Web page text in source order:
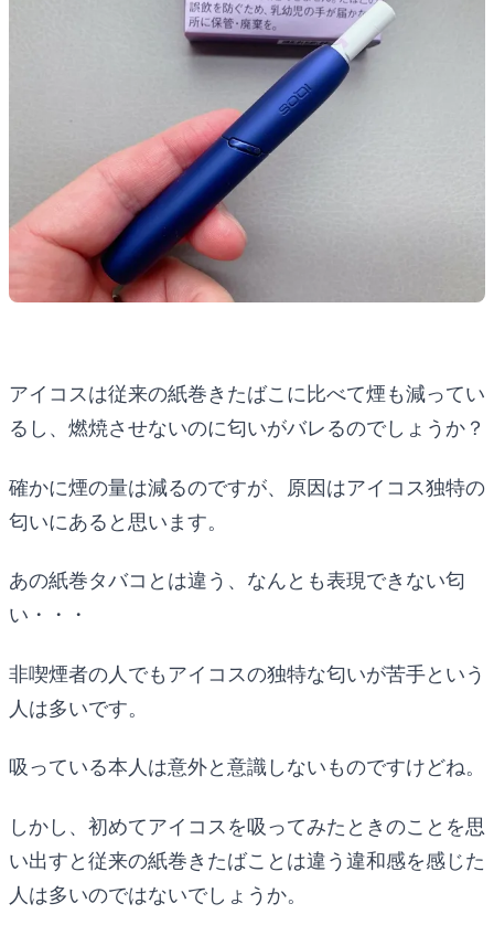
アイコスは従来の紙巻きたばこに比べて煙も減ってい
るし、燃焼させないのに匂いがバレるのでしょうか？
確かに煙の量は減るのですが、原因はアイコス独特の
匂いにあると思います。
あの紙巻タバコとは違う、なんとも表現できない匂
い・・・
非喫煙者の人でもアイコスの独特な匂いが苦手という
人は多いです。
吸っている本人は意外と意識しないものですけどね。
しかし、初めてアイコスを吸ってみたときのことを思
い出すと従来の紙巻きたばことは違う違和感を感じた
人は多いのではないでしょうか。